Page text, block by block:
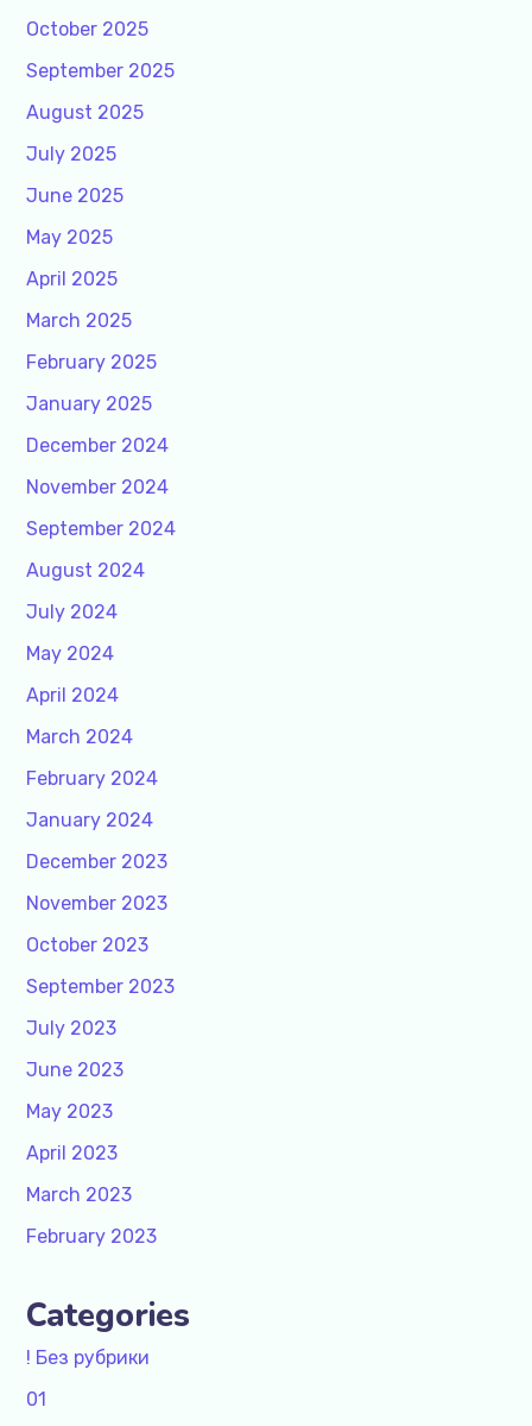
October 2025
September 2025
August 2025
July 2025
June 2025
May 2025
April 2025
March 2025
February 2025
January 2025
December 2024
November 2024
September 2024
August 2024
July 2024
May 2024
April 2024
March 2024
February 2024
January 2024
December 2023
November 2023
October 2023
September 2023
July 2023
June 2023
May 2023
April 2023
March 2023
February 2023
Categories
! Без рубрики
01